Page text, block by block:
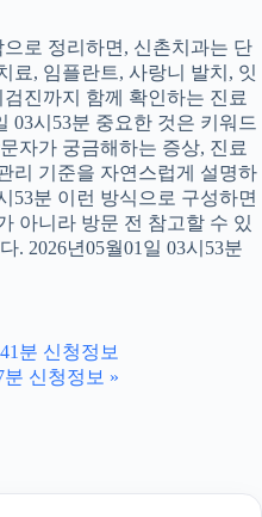
으로 정리하면, 신촌치과는 단
료, 임플란트, 사랑니 발치, 잇
진까지 함께 확인하는 진료
03시53분 중요한 것은 키워드
자가 궁금해하는 증상, 진료
리 기준을 자연스럽게 설명하
53분 이런 방식으로 구성하면
아니라 방문 전 참고할 수 있
. 2026년05월01일 03시53분
분 신청정보
분 신청정보 »